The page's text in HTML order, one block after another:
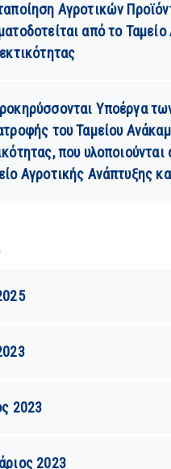
Αγροτικών
από το
Υποέργα
του Ταμείου
που υλοποιούνται
Αγροτικής Ανάπτυξης
2023
2023